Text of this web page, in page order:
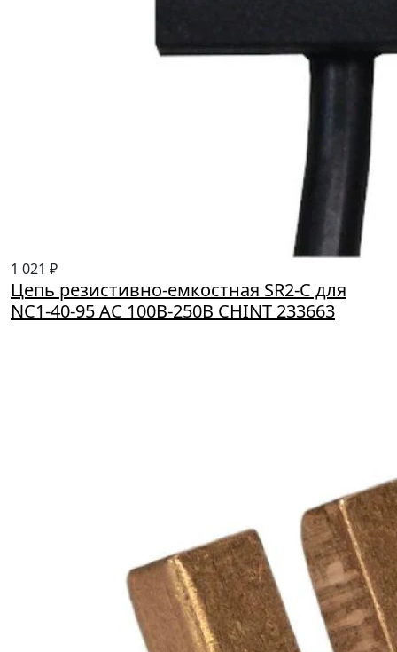
1 021 ₽
Цепь резистивно-емкостная SR2-С для
NC1-40-95 AC 100В-250В CHINT 233663